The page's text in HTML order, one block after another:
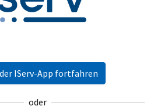
IServ-App fortfahren
oder